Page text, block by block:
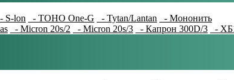
- S-lon - TOHO One-G - Tytan/Lantan
- Мононить
- Micron 20s/2 - Micron 20s/3 - Капрон 300D/3 -